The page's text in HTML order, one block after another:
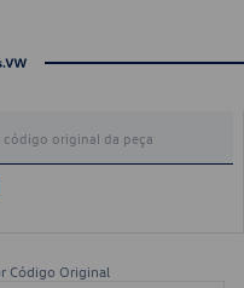
Código Original